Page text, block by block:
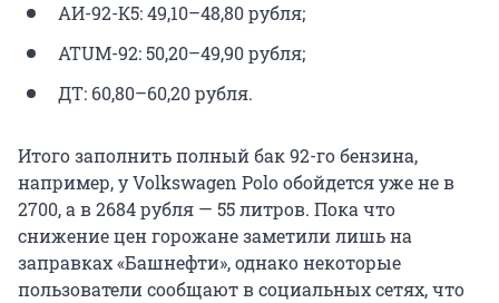
АИ-92-К5: 49,10–48,80 рубля;
ATUM-92: 50,20–49,90 рубля;
ДТ: 60,80–60,20 рубля.
Итого заполнить полный бак 92-го бензина,
например, у Volkswagen Polo обойдется уже не в
2700, а в 2684 рубля — 55 литров. Пока что
снижение цен горожане заметили лишь на
заправках «Башнефти», однако некоторые
пользователи сообщают в социальных сетях, что